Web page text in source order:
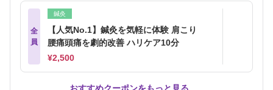
全
員
鍼灸
【人気No.1】鍼灸を気軽に体験 肩こり
腰痛頭痛を劇的改善 ハリケア10分
¥2,500